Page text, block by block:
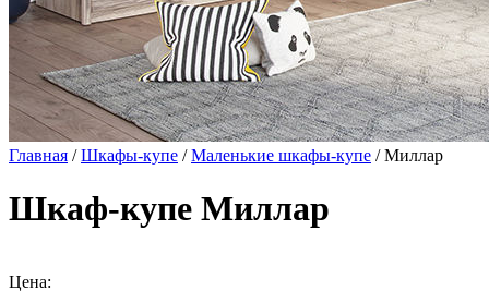
Главная /Шкафы-купе /Маленькие шкафы-купе / Миллар
Шкаф-купе Миллар
Цена: